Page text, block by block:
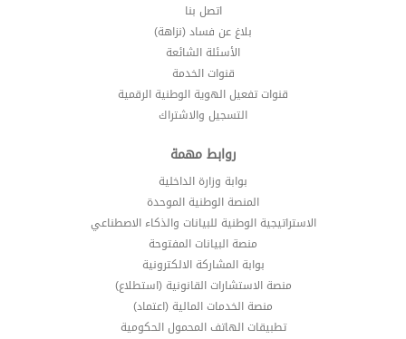
اتصل بنا
بلاغ عن فساد (نزاهة)
الأسئلة الشائعة
قنوات الخدمة
قنوات تفعيل الهوية الوطنية الرقمية
التسجيل والاشتراك
روابط مهمة
بوابة وزارة الداخلية
المنصة الوطنية الموحدة
الاستراتيجية الوطنية للبيانات والذكاء الاصطناعي
منصة البيانات المفتوحة
بوابة المشاركة الالكترونية
منصة الاستشارات القانونية (استطلاع)
منصة الخدمات المالية (اعتماد)
تطبيقات الهاتف المحمول الحكومية